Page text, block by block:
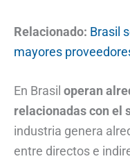
Relacionado: Brasil
mayores
En Brasil operan
relacionadas con el
industria genera
entre directos e